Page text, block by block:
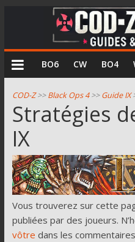
COD
Zombie
Guides
et
astuces
pour
le
mode
zombie
de
Call
BO6 CW BO4
COD-Z>>Black Ops 4>>Guide IX
Stratégies
IX
Vous trouverez sur cette
publiées par des joueurs.
vôtre dans les